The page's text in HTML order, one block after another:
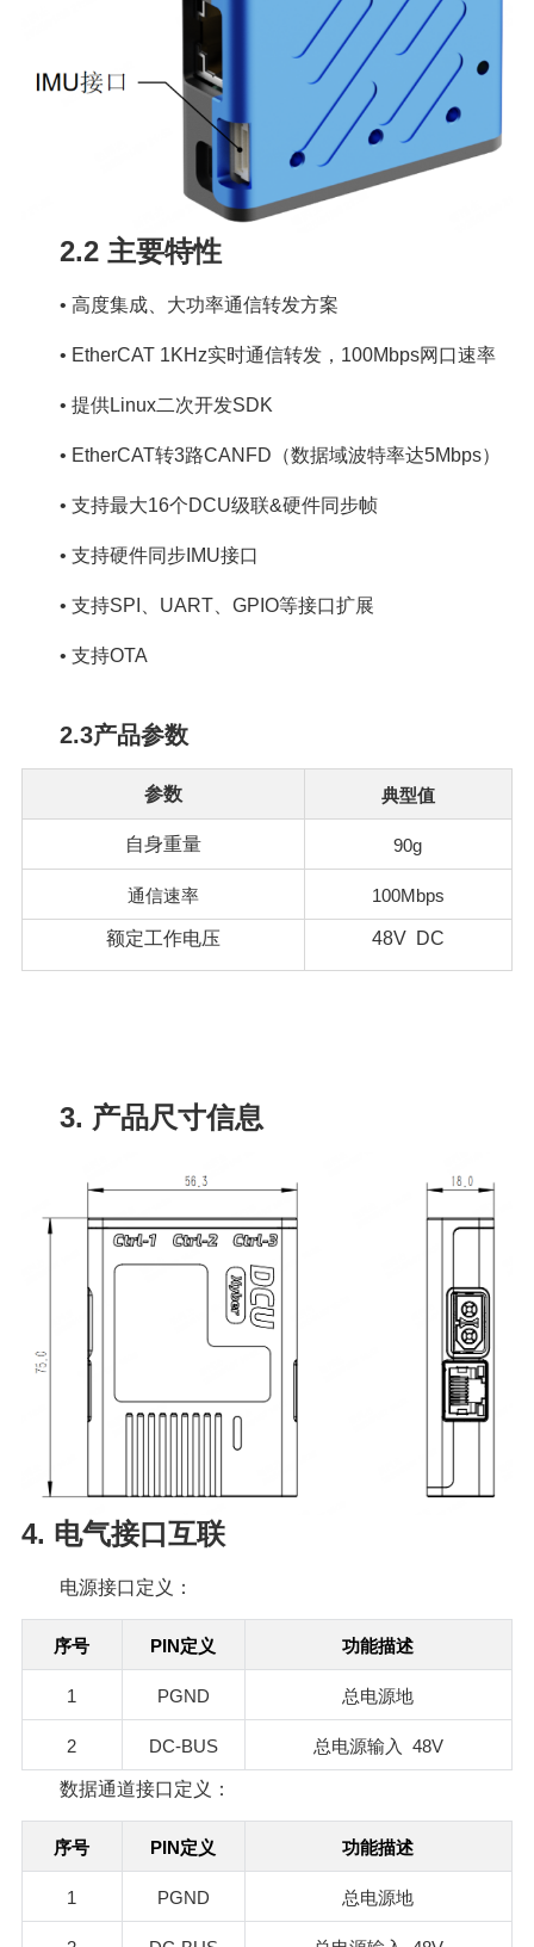
2.2 主要特性
• 高度集成、大功率通信转发方案
• EtherCAT 1KHz实时通信转发，100Mbps网口速率
• 提供Linux二次开发SDK
• EtherCAT转3路CANFD（数据域波特率达5Mbps）
• 支持最大16个DCU级联&硬件同步帧
• 支持硬件同步IMU接口
• 支持SPI、UART、GPIO等接口扩展
• 支持OTA
2.3产品参数
参数 典型值
自身重量 90g
通信速率 100Mbps
额定工作电压 48V DC
3. 产品尺寸信息
4. 电气接口互联
电源接口定义：
序号 PIN定义 功能描述
1 PGND 总电源地
2 DC-BUS 总电源输入 48V
数据通道接口定义：
序号 PIN定义 功能描述
1 PGND 总电源地